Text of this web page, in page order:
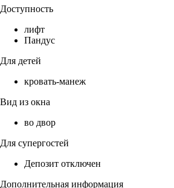
Доступность
лифт
Пандус
Для детей
кровать-манеж
Вид из окна
во двор
Для супергостей
Депозит отключен
Дополнительная информация